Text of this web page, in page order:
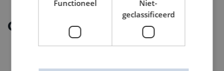
Ontdek meer
Functioneel
Niet-
geclassificeerd